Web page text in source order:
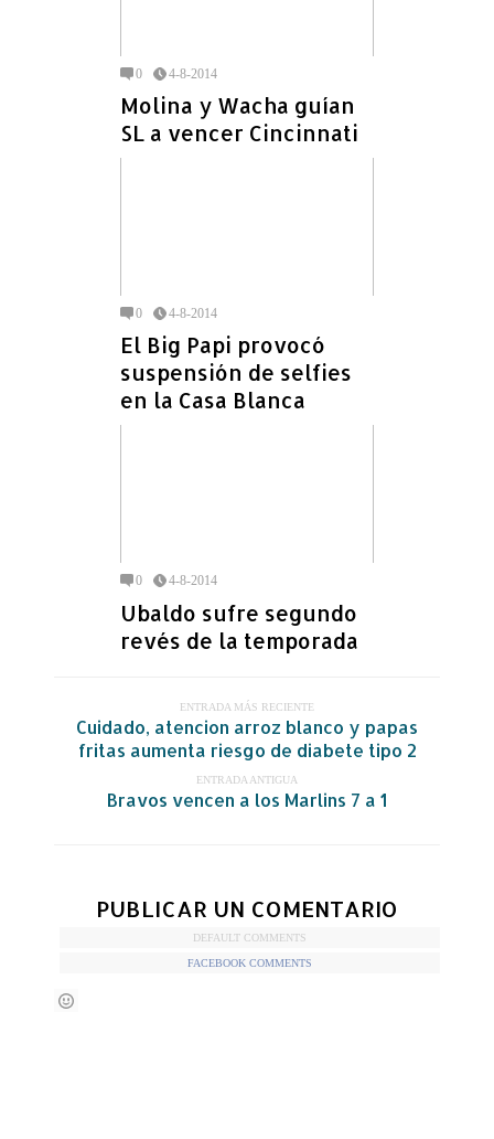
0 4-8-2014
Molina y Wacha guían
SL a vencer Cincinnati
0 4-8-2014
El Big Papi provocó
suspensión de selfies
en la Casa Blanca
0 4-8-2014
Ubaldo sufre segundo
revés de la temporada
ENTRADA MÁS RECIENTE
Cuidado, atencion arroz blanco y papas
fritas aumenta riesgo de diabete tipo 2
ENTRADA ANTIGUA
Bravos vencen a los Marlins 7 a 1
PUBLICAR UN COMENTARIO
DEFAULT COMMENTS
FACEBOOK COMMENTS